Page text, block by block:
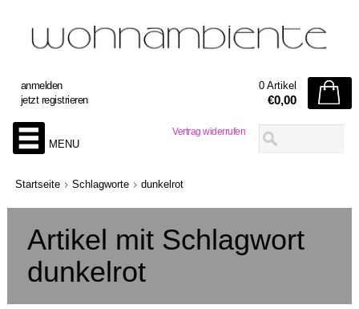
Vertrag widerrufen
anmelden
jetzt registrieren
0 Artikel
€0,00
MENU
Startseite Schlagworte dunkelrot
Artikel mit Schlagwort
dunkelrot